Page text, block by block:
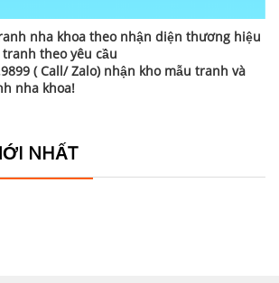
nha khoa theo nhận diện thương hiệu
theo yêu cầu
( Call/ Zalo) nhận kho mẫu tranh và
nha khoa!
NHẤT